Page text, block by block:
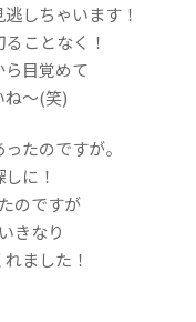
しちゃいます！
ことなく！
目覚めて
ね～(笑)
たのですが。
に！
のですが
きなり
ました！